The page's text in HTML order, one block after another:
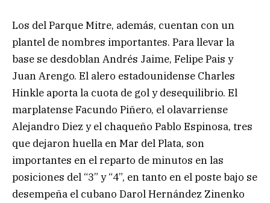
Los del Parque Mitre, además, cuentan con un
plantel de nombres importantes. Para llevar la
base se desdoblan Andrés Jaime, Felipe Pais y
Juan Arengo. El alero estadounidense Charles
Hinkle aporta la cuota de gol y desequilibrio. El
marplatense Facundo Piñero, el olavarriense
Alejandro Diez y el chaqueño Pablo Espinosa, tres
que dejaron huella en Mar del Plata, son
importantes en el reparto de minutos en las
posiciones del “3” y “4”, en tanto en el poste bajo se
desempeña el cubano Darol Hernández Zinenko